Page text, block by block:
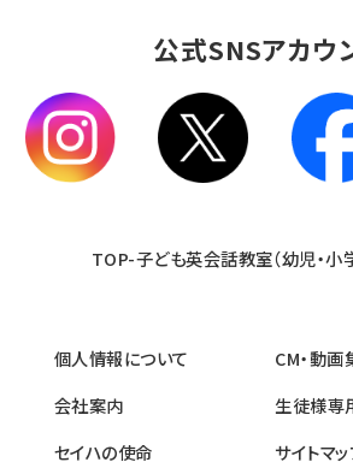
公式SNSアカウ
TOP-子ども英会話教室（幼児・小
個人情報について
会社案内
セイハの使命
CM・動画
生徒様専
サイトマ